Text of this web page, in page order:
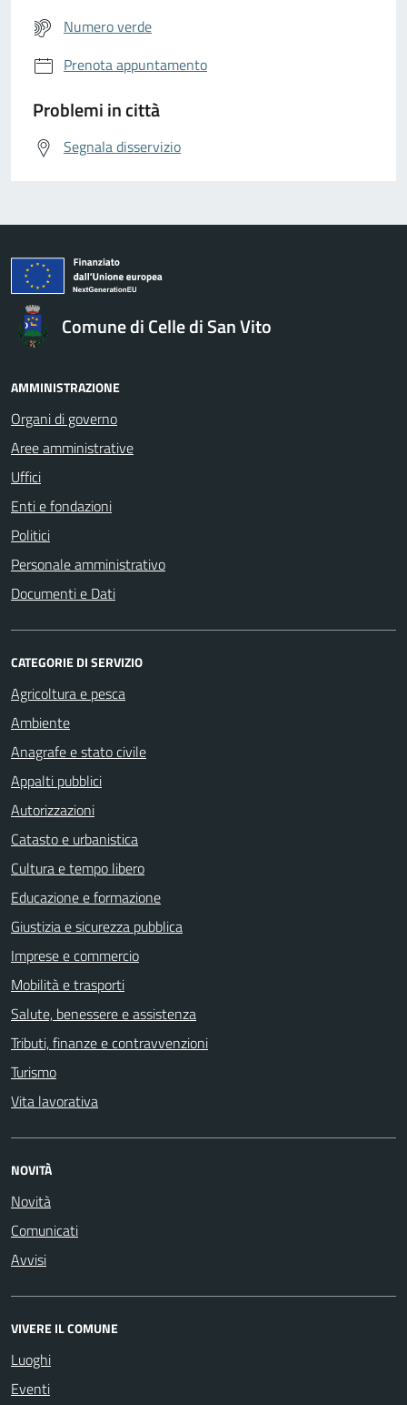
Numero verde
Prenota appuntamento
Problemi in città
Segnala disservizio
Comune di Celle di San Vito
AMMINISTRAZIONE
Organi di governo
Aree amministrative
Uffici
Enti e fondazioni
Politici
Personale amministrativo
Documenti e Dati
CATEGORIE DI SERVIZIO
Agricoltura e pesca
Ambiente
Anagrafe e stato civile
Appalti pubblici
Autorizzazioni
Catasto e urbanistica
Cultura e tempo libero
Educazione e formazione
Giustizia e sicurezza pubblica
Imprese e commercio
Mobilità e trasporti
Salute, benessere e assistenza
Tributi, finanze e contravvenzioni
Turismo
Vita lavorativa
NOVITÀ
Novità
Comunicati
Avvisi
VIVERE IL COMUNE
Luoghi
Eventi